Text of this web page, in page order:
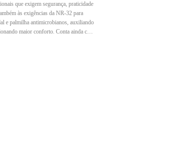
que exigem segurança, praticidade
às exigências da NR-32 para
e palmilha antimicrobianos, auxiliando
maior conforto. Conta ainda com